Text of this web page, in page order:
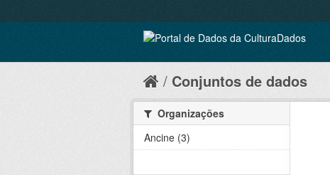
Conjuntos de dados
Organizações
Ancine (3)